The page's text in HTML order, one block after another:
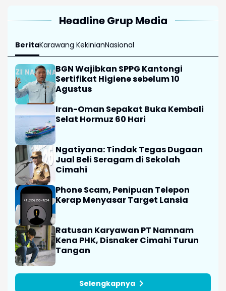
Headline Grup Media
BeritaKarawang KekinianNasional
BGN Wajibkan SPPG Kantongi
Sertifikat Higiene sebelum 10
Agustus
Iran-Oman Sepakat Buka Kembali
Selat Hormuz 60 Hari
Ngatiyana: Tindak Tegas Dugaan
Jual Beli Seragam di Sekolah
Cimahi
Phone Scam, Penipuan Telepon
Kerap Menyasar Target Lansia
Ratusan Karyawan PT Namnam
Kena PHK, Disnaker Cimahi Turun
Tangan
Selengkapnya